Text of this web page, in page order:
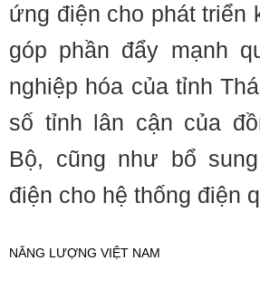
ứng điện cho phát triển
góp phần đẩy mạnh
nghiệp hóa của tỉnh
số tỉnh lân cận của
Bộ, cũng như bổ
điện cho hệ thống điện
NĂNG LƯỢNG VIỆT NAM